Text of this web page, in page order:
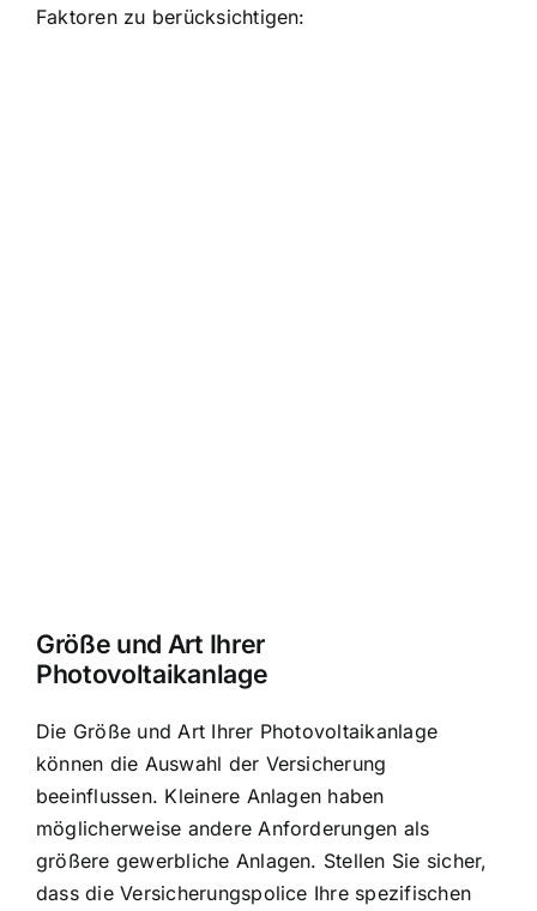
Faktoren zu berücksichtigen:
Größe und Art Ihrer
Photovoltaikanlage
Die Größe und Art Ihrer Photovoltaikanlage
können die Auswahl der Versicherung
beeinflussen. Kleinere Anlagen haben
möglicherweise andere Anforderungen als
größere gewerbliche Anlagen. Stellen Sie sicher,
dass die Versicherungspolice Ihre spezifischen